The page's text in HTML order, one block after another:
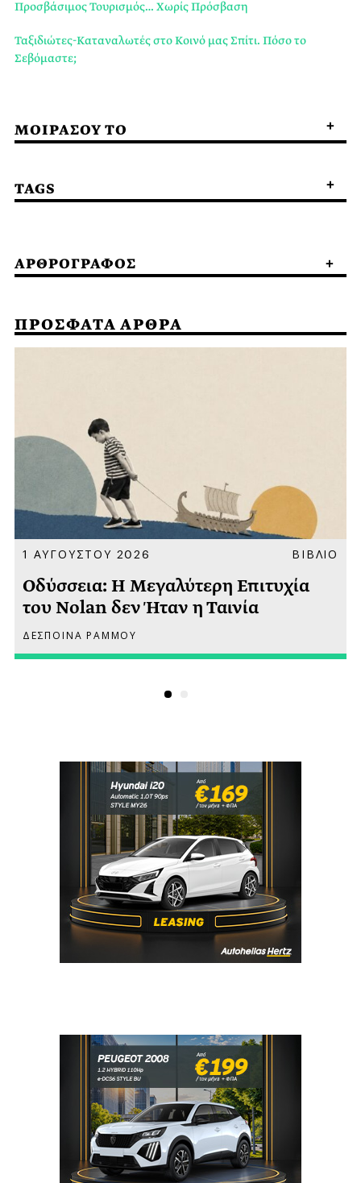
Προσβάσιμος Τουρισμός… Χωρίς Πρόσβαση
Ταξιδιώτες-Καταναλωτές στο Κοινό μας Σπίτι. Πόσο το
Σεβόμαστε;
ΜΟΙΡΑΣΟΥ ΤΟ
TAGS
ΑΡΘΡΟΓΡΑΦΟΣ
ΠΡΟΣΦΑΤΑ ΑΡΘΡΑ
1 ΑΥΓΟΥΣΤΟΥ 2026 ΒΙΒΛΙΟ
Οδύσσεια: Η Μεγαλύτερη Επιτυχία
του Nolan δεν Ήταν η Ταινία
ΔΕΣΠΟΙΝΑ ΡΑΜΜΟΥ